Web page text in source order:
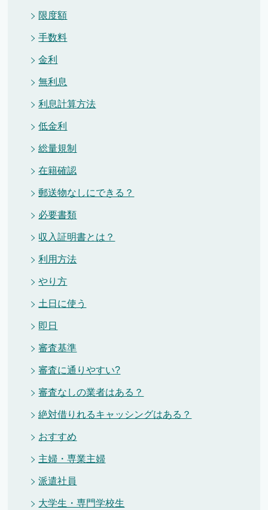
限度額
手数料
金利
無利息
利息計算方法
低金利
総量規制
在籍確認
郵送物なしにできる？
必要書類
収入証明書とは？
利用方法
やり方
土日に使う
即日
審査基準
審査に通りやすい?
審査なしの業者はある？
絶対借りれるキャッシングはある？
おすすめ
主婦・専業主婦
派遣社員
大学生・専門学校生